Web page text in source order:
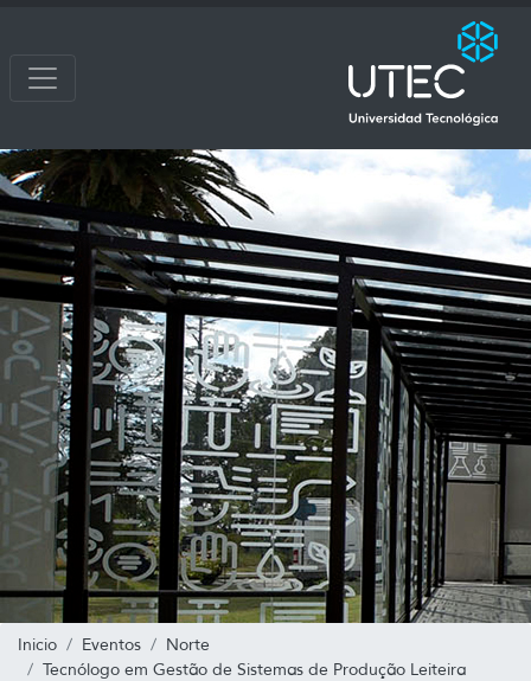
Inicio Eventos
Norte
Tecnólogo em Gestão de Sistemas de Produção Leiteira